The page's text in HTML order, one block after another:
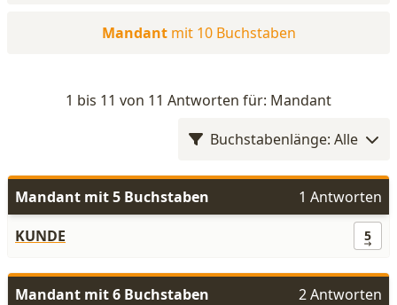
Mandant mit 10 Buchstaben
1 bis 11 von 11 Antworten für: Mandant
Buchstabenlänge: Alle
Mandant mit 5 Buchstaben
1 Antworten
KUNDE
5
Mandant mit 6 Buchstaben
2 Antworten